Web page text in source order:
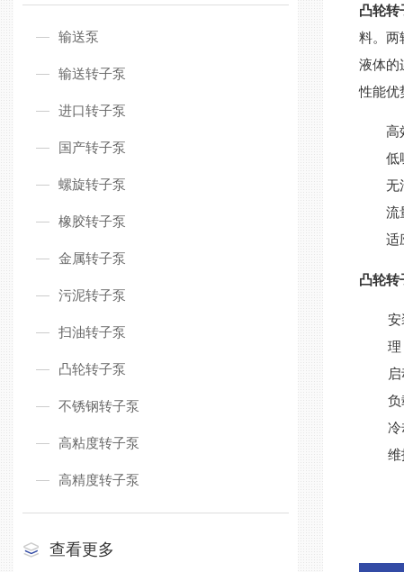
输送泵
输送转子泵
进口转子泵
国产转子泵
螺旋转子泵
橡胶转子泵
金属转子泵
污泥转子泵
扫油转子泵
凸轮转子泵
不锈钢转子泵
高粘度转子泵
高精度转子泵
查看更多
凸轮转
料。两
液体的
性能优
高
低
无
流
适
凸轮转
理
负
冷
维